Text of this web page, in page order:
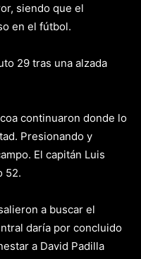
siendo que el
en el fútbol.
29 tras una alzada
continuaron donde lo
Presionando y
El capitán Luis
52.
a buscar el
daría por concluido
a David Padilla